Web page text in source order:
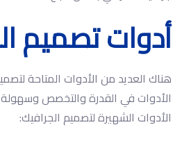
أدوات تصميم
هناك العديد من الأدوات المتاحة
الأدوات في القدرة والتخصص
الأدوات الشهيرة لتصميم الجرافيك: